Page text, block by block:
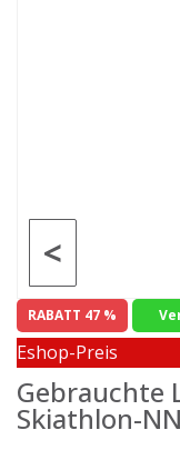
<
RABATT 47 %
Eshop-Preis
Gebrauchte
Skiathlon-